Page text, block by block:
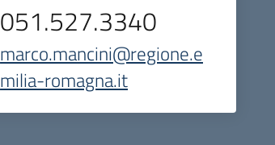
051.527.3340
marco.mancini@regione.e
milia-romagna.it